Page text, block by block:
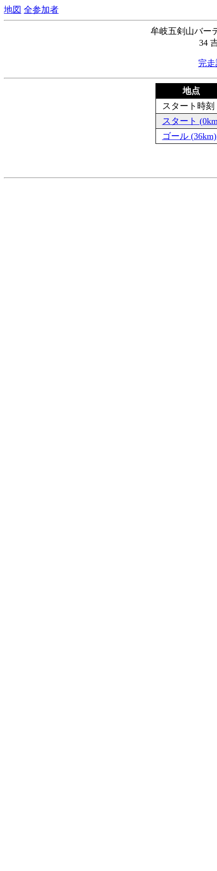
地図 全参加者
牟岐五剣山バー
34
完
地点
スタート時刻
スタート
ゴール (36km)